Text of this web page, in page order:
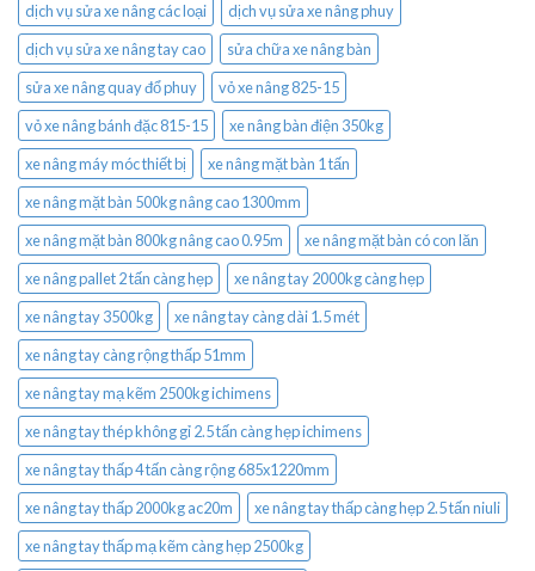
dịch vụ sửa xe nâng các loại
dịch vụ sửa xe nâng phuy
dịch vụ sửa xe nâng tay cao
sửa chữa xe nâng bàn
sửa xe nâng quay đổ phuy
vỏ xe nâng 825-15
vỏ xe nâng bánh đặc 815-15
xe nâng bàn điện 350kg
xe nâng máy móc thiết bị
xe nâng mặt bàn 1 tấn
xe nâng mặt bàn 500kg nâng cao 1300mm
xe nâng mặt bàn 800kg nâng cao 0.95m
xe nâng mặt bàn có con lăn
xe nâng pallet 2 tấn càng hẹp
xe nâng tay 2000kg càng hẹp
xe nâng tay 3500kg
xe nâng tay càng dài 1.5 mét
xe nâng tay càng rộng thấp 51mm
xe nâng tay mạ kẽm 2500kg ichimens
xe nâng tay thép không gỉ 2.5 tấn càng hẹp ichimens
xe nâng tay thấp 4 tấn càng rộng 685x1220mm
xe nâng tay thấp 2000kg ac20m
xe nâng tay thấp càng hẹp 2.5 tấn niuli
xe nâng tay thấp mạ kẽm càng hẹp 2500kg